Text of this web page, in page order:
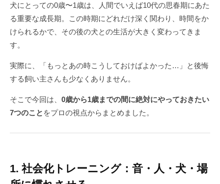
犬にとっての0歳〜1歳は、人間でいえば10代の思春期にあた
る重要な成長期。この時期にどれだけ深く関わり、時間をか
けられるかで、その後の犬との生活が大きく変わってきま
す。
実際に、「もっとあの時こうしておけばよかった…」と後悔
する飼い主さんも少なくありません。
そこで今回は、 0歳から1歳までの間に絶対にやっておきたい
7つのこと をプロの視点からまとめました。
1. 社会化トレーニング：音・人・犬・場